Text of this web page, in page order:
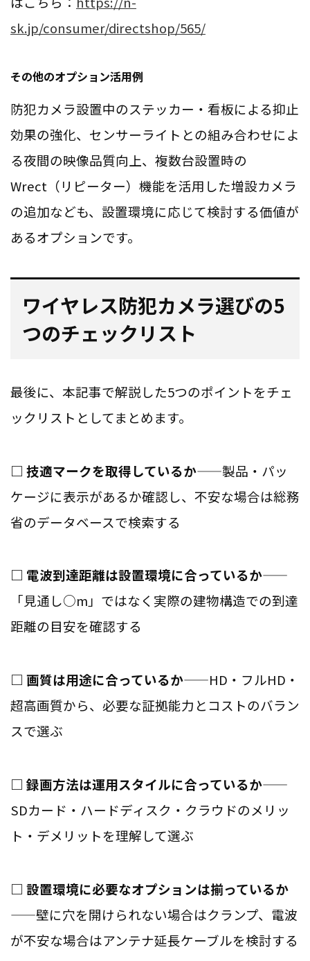
sk.jp/consumer/directshop/565/
その他のオプション活用例
防犯カメラ設置中のステッカー・看板による抑止
効果の強化、センサーライトとの組み合わせによ
る夜間の映像品質向上、複数台設置時の
Wrect（リピーター）機能を活用した増設カメラ
の追加なども、設置環境に応じて検討する価値が
あるオプションです。
ワイヤレス防犯カメラ選びの5
つのチェックリスト
最後に、本記事で解説した5つのポイントをチェ
ックリストとしてまとめます。
□ 技適マークを取得しているか——製品・パッ
ケージに表示があるか確認し、不安な場合は総務
省のデータベースで検索する
□ 電波到達距離は設置環境に合っているか——
「見通し○m」ではなく実際の建物構造での到達
距離の目安を確認する
□ 画質は用途に合っているか——HD・フルHD・
超高画質から、必要な証拠能力とコストのバラン
スで選ぶ
□ 録画方法は運用スタイルに合っているか——
SDカード・ハードディスク・クラウドのメリッ
ト・デメリットを理解して選ぶ
□ 設置環境に必要なオプションは揃っているか
——壁に穴を開けられない場合はクランプ、電波
が不安な場合はアンテナ延長ケーブルを検討する